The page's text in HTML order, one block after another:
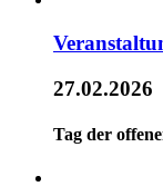
27.02.2026
Tag der